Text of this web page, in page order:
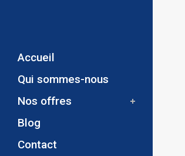
Accueil
Qui sommes-nous
Nos offres
Blog
Contact